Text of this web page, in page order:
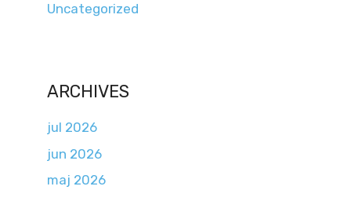
Uncategorized
ARCHIVES
jul 2026
jun 2026
maj 2026